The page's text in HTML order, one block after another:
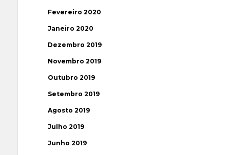
Fevereiro 2020
Janeiro 2020
Dezembro 2019
Novembro 2019
Outubro 2019
Setembro 2019
Agosto 2019
Julho 2019
Junho 2019